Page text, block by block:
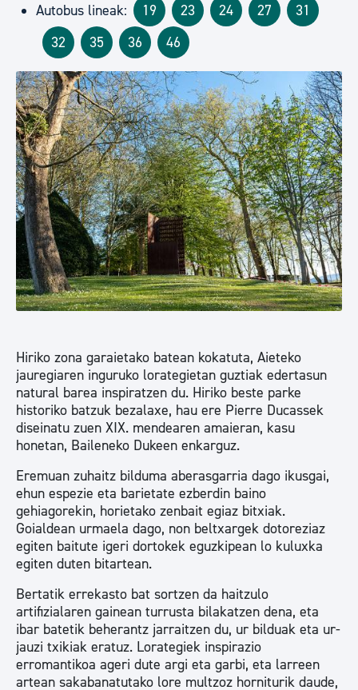
Autobus lineak: 19 23 24 27
31
32
35 36 46
Hiriko zona garaietako batean kokatuta, Aieteko
jauregiaren inguruko lorategietan guztiak edertasun
natural barea inspiratzen du. Hiriko beste parke
historiko batzuk bezalaxe, hau ere Pierre Ducassek
diseinatu zuen XIX. mendearen amaieran, kasu
honetan, Baileneko Dukeen enkarguz.
Eremuan zuhaitz bilduma aberasgarria dago ikusgai,
ehun espezie eta barietate ezberdin baino
gehiagorekin, horietako zenbait egiaz bitxiak.
Goialdean urmaela dago, non beltxargek dotoreziaz
egiten baitute igeri dortokek eguzkipean lo kuluxka
egiten duten bitartean.
Bertatik errekasto bat sortzen da haitzulo
artifizialaren gainean turrusta bilakatzen dena, eta
ibar batetik beherantz jarraitzen du, ur bilduak eta ur-
jauzi txikiak eratuz. Lorategiek inspirazio
erromantikoa ageri dute argi eta garbi, eta larreen
artean sakabanatutako lore multzoz horniturik daude,